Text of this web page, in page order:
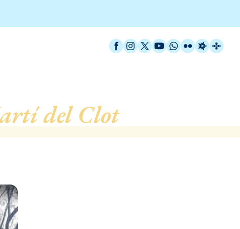
Facebook
Instagram
X / Twitter
YouTube
WhatsApp
FlickrRadio
del Clot, de Barcelona